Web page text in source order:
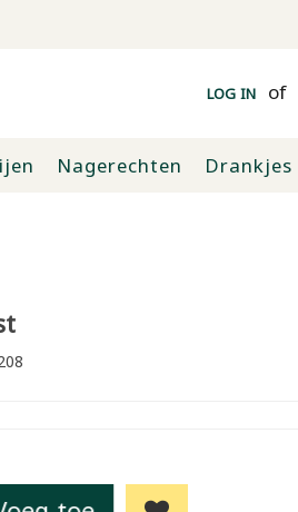
LOG IN of
Nagerechten Drankjes